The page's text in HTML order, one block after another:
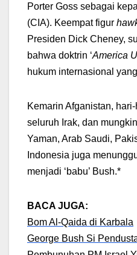
Porter Goss sebagai
(CIA). Keempat figur
Presiden Dick Cheney,
bahwa doktrin ‘America
hukum internasional
Kemarin Afganistan,
seluruh Irak, dan
Yaman, Arab Saudi,
Indonesia juga
menjadi ‘babu’ Bush.*
BACA JUGA:
Bom Al-Qaida di Karbala
George Bush Si